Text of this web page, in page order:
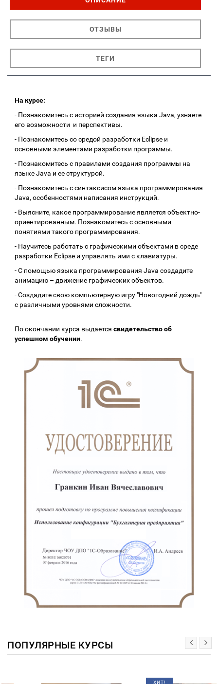
ОТЗЫВЫ
ТЕГИ
На курсе:
- Познакомитесь с историей создания языка Java, узнаете
его возможности и перспективы.
- Познакомитесь со средой разработки Eclipse и
основными элементами разработки программы.
- Познакомитесь с правилами создания программы на
языке Java и ее структурой.
- Познакомитесь с синтаксисом языка программирования
Java, особенностями написания инструкций.
- Выясните, какое программирование является объектно-
ориентированным. Познакомитесь с основными
понятиями такого программирования.
- Научитесь работать с графическими объектами в среде
разработки Eclipse и управлять ими с клавиатуры.
- С помощью языка программирования Java создадите
анимацию – движение графических объектов.
- Создадите свою компьютерную игру "Новогодний дождь"
с различными уровнями сложности.
По окончании курса выдается свидетельство об
успешном обучении.
ПОПУЛЯРНЫЕ КУРСЫ